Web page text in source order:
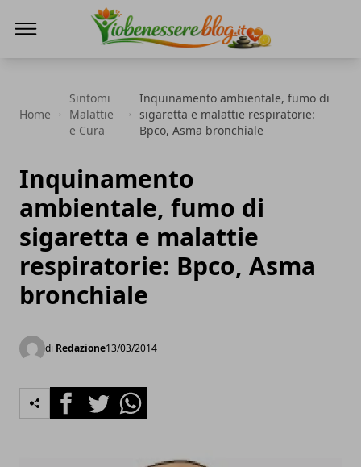
Home
Sintomi
Malattie
e Cura
Inquinamento ambientale, fumo di
sigaretta e malattie respiratorie:
Bpco, Asma bronchiale
Inquinamento
ambientale, fumo di
sigaretta e malattie
respiratorie: Bpco, Asma
bronchiale
di Redazione13/03/2014
FacebookTwitterWhatsapp